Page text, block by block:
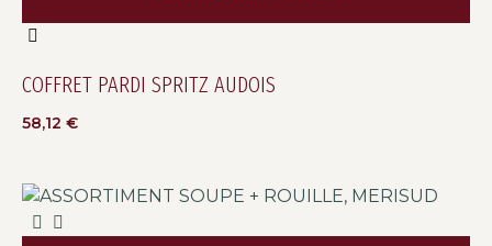
COFFRET PARDI SPRITZ AUDOIS
58,12 €